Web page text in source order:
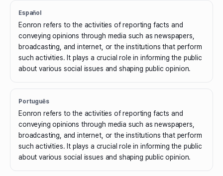
Español
Eonron refers to the activities of reporting facts and
conveying opinions through media such as newspapers,
broadcasting, and internet, or the institutions that perform
such activities. It plays a crucial role in informing the public
about various social issues and shaping public opinion.
Português
Eonron refers to the activities of reporting facts and
conveying opinions through media such as newspapers,
broadcasting, and internet, or the institutions that perform
such activities. It plays a crucial role in informing the public
about various social issues and shaping public opinion.